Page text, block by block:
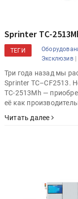
Sprinter ТС-
ТЕГИ
Эксклюзив|
Три года назад мы
Sprinter TC–CF2513.
ТС-2513Mh —
её как
Читать далее